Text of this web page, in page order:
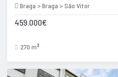
Braga > Braga > São Vitor
459.000€
270 m 2